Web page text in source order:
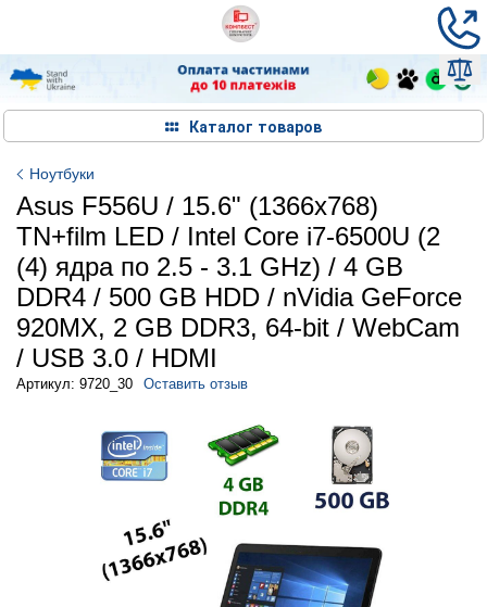
Каталог товаров
Ноутбуки
Asus F556U / 15.6" (1366x768)
TN+film LED / Intel Core i7-6500U (2
(4) ядра по 2.5 - 3.1 GHz) / 4 GB
DDR4 / 500 GB HDD / nVidia GeForce
920MX, 2 GB DDR3, 64-bit / WebCam
/ USB 3.0 / HDMI
Артикул: 9720_30 Оставить отзыв